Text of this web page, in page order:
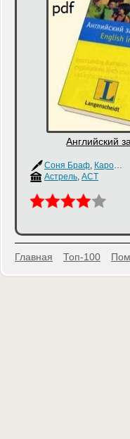
Английский
Соня Браф, Каролин Виттманн
Астрель, АСТ
Главная Топ-100